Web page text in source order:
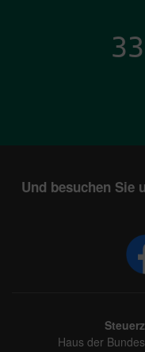
Und besuchen Sie
Haus der